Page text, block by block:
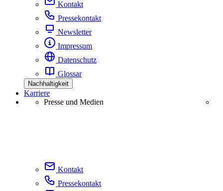
Kontakt
Pressekontakt
Newsletter
Impressum
Datenschutz
Glossar
Nachhaltigkeit
Karriere
Presse und Medien
Kontakt
Pressekontakt